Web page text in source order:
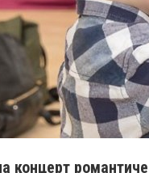
концерт